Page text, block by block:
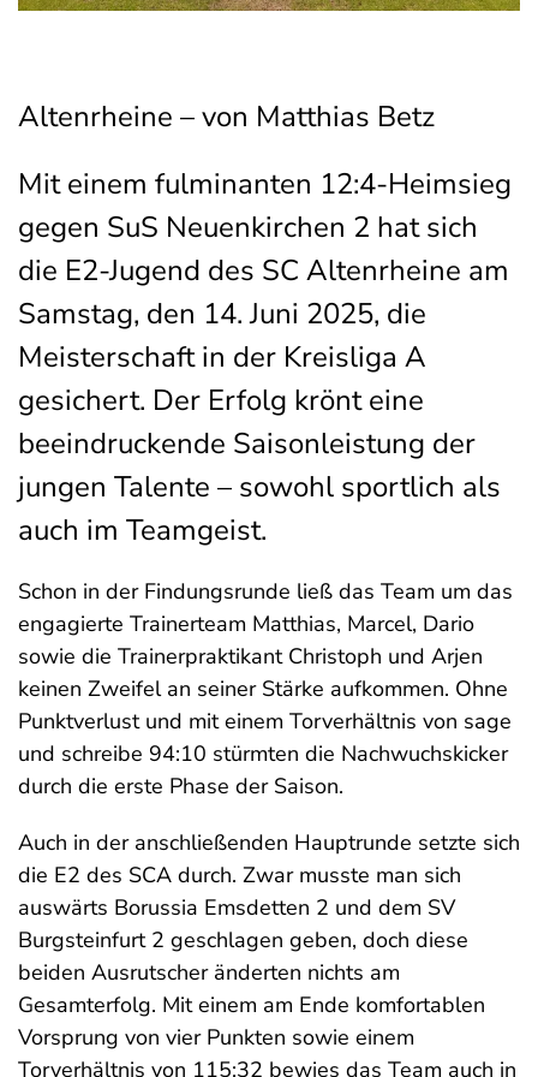
Altenrheine – von Matthias Betz
Mit einem fulminanten 12:4-Heimsieg
gegen SuS Neuenkirchen 2 hat sich
die E2-Jugend des SC Altenrheine am
Samstag, den 14. Juni 2025, die
Meisterschaft in der Kreisliga A
gesichert. Der Erfolg krönt eine
beeindruckende Saisonleistung der
jungen Talente – sowohl sportlich als
auch im Teamgeist.
Schon in der Findungsrunde ließ das Team um das
engagierte Trainerteam Matthias, Marcel, Dario
sowie die Trainerpraktikant Christoph und Arjen
keinen Zweifel an seiner Stärke aufkommen. Ohne
Punktverlust und mit einem Torverhältnis von sage
und schreibe 94:10 stürmten die Nachwuchskicker
durch die erste Phase der Saison.
Auch in der anschließenden Hauptrunde setzte sich
die E2 des SCA durch. Zwar musste man sich
auswärts Borussia Emsdetten 2 und dem SV
Burgsteinfurt 2 geschlagen geben, doch diese
beiden Ausrutscher änderten nichts am
Gesamterfolg. Mit einem am Ende komfortablen
Vorsprung von vier Punkten sowie einem
Torverhältnis von 115:32 bewies das Team auch in